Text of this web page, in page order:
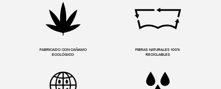
FABRICADO CON CAÑAMO
ECOLÓGICO
FIBRAS NATURALES 100%
RECICLABLES